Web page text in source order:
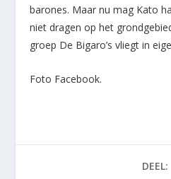
barones. Maar nu mag Kato
niet dragen op het
groep De Bigaro’s vliegt in
Foto Facebook.
DEEL: